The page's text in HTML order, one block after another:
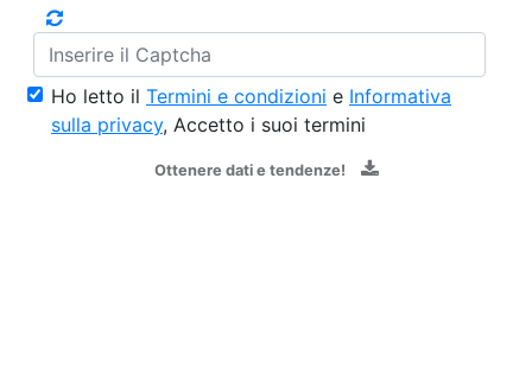
Ho letto il Termini e condizioni e Informativa
sulla privacy, Accetto i suoi termini
Ottenere dati e tendenze!